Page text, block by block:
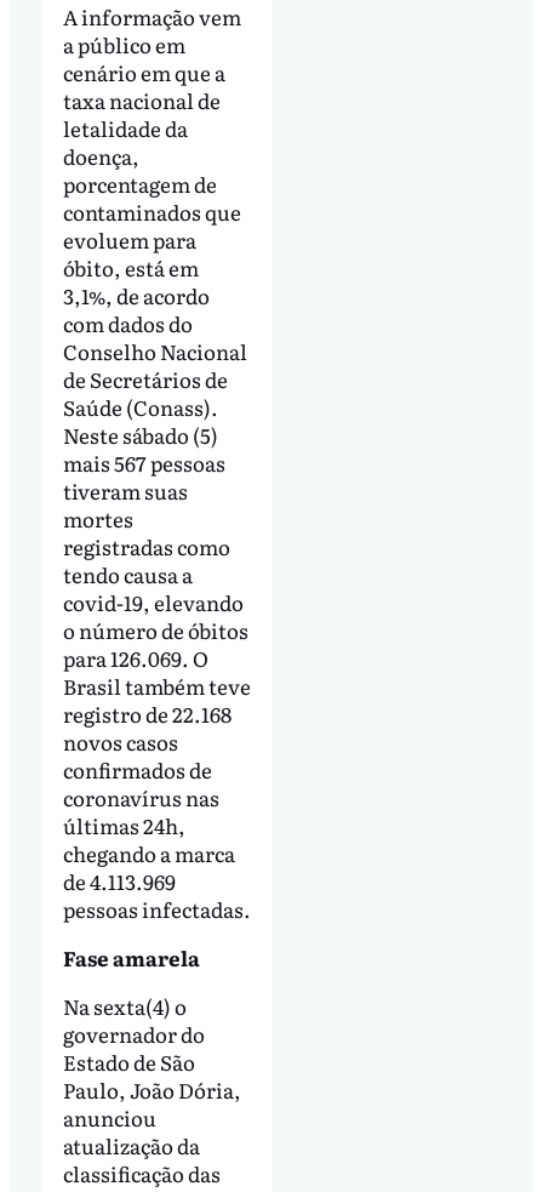
A informação vem
a público em
cenário em que a
taxa nacional de
letalidade da
doença,
porcentagem de
contaminados que
evoluem para
óbito, está em
3,1%, de acordo
com dados do
Conselho Nacional
de Secretários de
Saúde (Conass).
Neste sábado (5)
mais 567 pessoas
tiveram suas
mortes
registradas como
tendo causa a
covid-19, elevando
o número de óbitos
para 126.069. O
Brasil também teve
registro de 22.168
novos casos
confirmados de
coronavírus nas
últimas 24h,
chegando a marca
de 4.113.969
pessoas infectadas.
Fase amarela
Na sexta(4) o
governador do
Estado de São
Paulo, João Dória,
anunciou
atualização da
classificação das